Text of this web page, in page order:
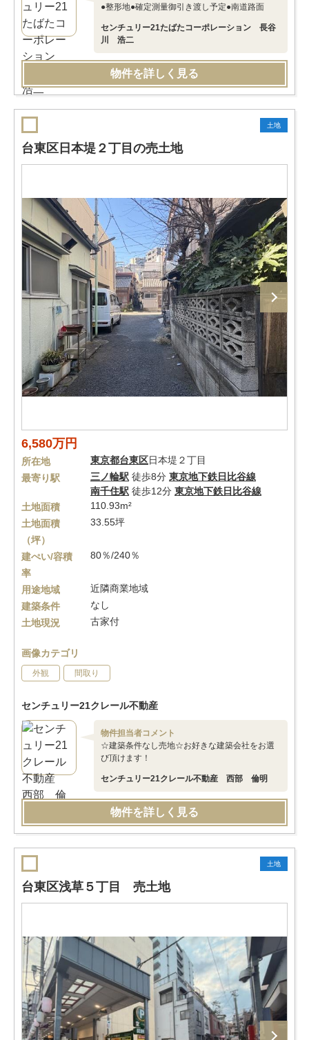
●整形地●確定測量御引き渡し予定●南道路面
センチュリー21たばたコーポレーション 長谷
川 浩二
物件を詳しく見る
土地
台東区日本堤２丁目の売土地
6,580万円
所在地 東京都台東区日本堤２丁目
最寄り駅
三ノ輪駅 徒歩8分 東京地下鉄日比谷線
南千住駅 徒歩12分 東京地下鉄日比谷線
土地面積
110.93m²
土地面積
（坪）
33.55坪
建ぺい/容積
率
80％/240％
用途地域
近隣商業地域
建築条件
なし
土地現況
古家付
画像カテゴリ
外観 間取り
センチュリー21クレール不動産
物件担当者コメント
☆建築条件なし売地☆お好きな建築会社をお選
び頂けます！
センチュリー21クレール不動産 西部 倫明
物件を詳しく見る
土地
台東区浅草５丁目 売土地